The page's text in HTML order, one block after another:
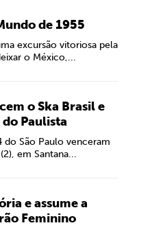
de 1955
excursão vitoriosa pela
o México,...
o Ska Brasil e
Paulista
do São Paulo venceram
em Santana...
e assume a
Feminino